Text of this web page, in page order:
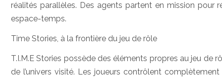
réalités parallèles. Des agents partent en mission
espace-temps.
Time Stories, à la frontière du jeu de rôle
T.I.M.E Stories possède des éléments propres au jeu de
de l’univers visité. Les joueurs contrôlent